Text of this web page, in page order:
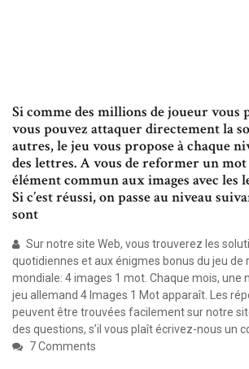
Si comme des millions de joueur vous
vous pouvez attaquer directement la
autres, le jeu vous propose à chaque
des lettres. A vous de reformer un
élément commun aux images avec les
Si c’est réussi, on passe au niveau
sont
Sur notre site Web, vous trouverez les
quotidiennes et aux énigmes bonus du jeu de
mondiale: 4 images 1 mot. Chaque mois, une
jeu allemand 4 Images 1 Mot apparaît. Les
peuvent être trouvées facilement sur notre
des questions, s’il vous plaît écrivez-nous un
7 Comments